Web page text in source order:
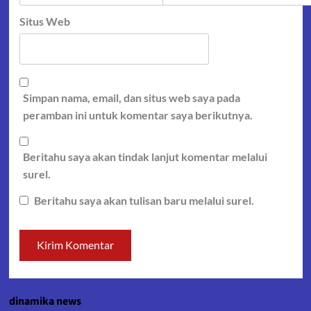
Situs Web
Simpan nama, email, dan situs web saya pada
peramban ini untuk komentar saya berikutnya.
Beritahu saya akan tindak lanjut komentar melalui
surel.
Beritahu saya akan tulisan baru melalui surel.
dinamika news